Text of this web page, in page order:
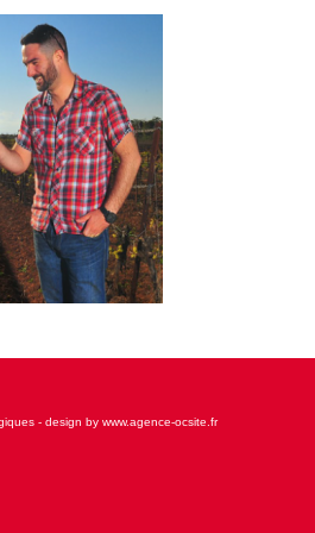
- design by www.agence-ocsite.fr